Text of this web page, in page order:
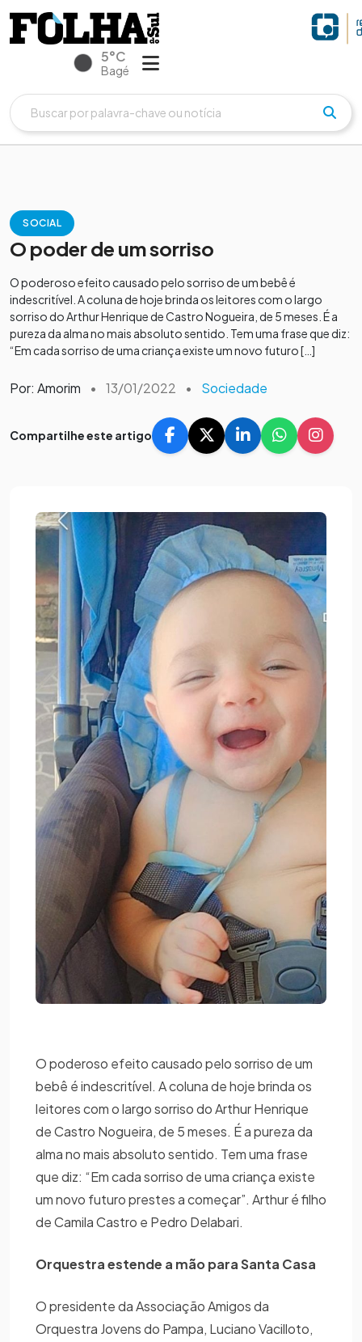
5°C
Bagé
SOCIAL
O poder de um sorriso
O poderoso efeito causado pelo sorriso de um bebê é
indescritível. A coluna de hoje brinda os leitores com o largo
sorriso do Arthur Henrique de Castro Nogueira, de 5 meses. É a
pureza da alma no mais absoluto sentido. Tem uma frase que diz:
“Em cada sorriso de uma criança existe um novo futuro […]
Por: Amorim • 13/01/2022 • Sociedade
Compartilhe este artigo
O poderoso efeito causado pelo sorriso de um
bebê é indescritível. A coluna de hoje brinda os
leitores com o largo sorriso do Arthur Henrique
de Castro Nogueira, de 5 meses. É a pureza da
alma no mais absoluto sentido. Tem uma frase
que diz: “Em cada sorriso de uma criança existe
um novo futuro prestes a começar”. Arthur é filho
de Camila Castro e Pedro Delabari.
Orquestra estende a mão para Santa Casa
O presidente da Associação Amigos da
Orquestra Jovens do Pampa, Luciano Vacilloto,